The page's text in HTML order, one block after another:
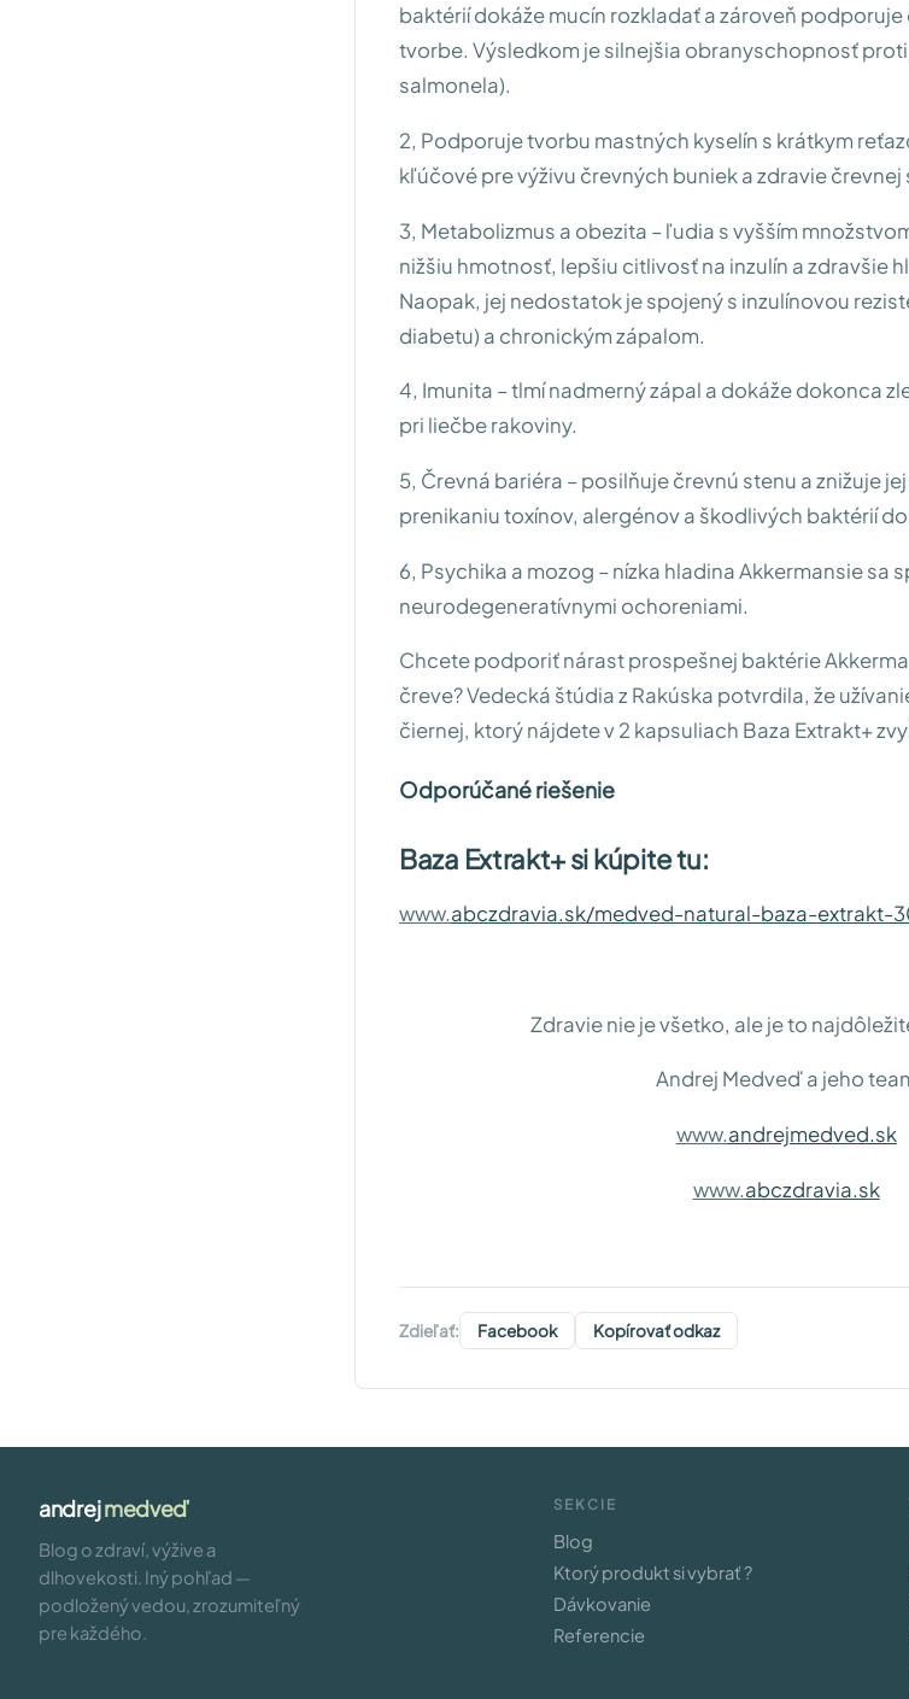
baktérií dokáže mucín rozkladať a zároveň
tvorbe. Výsledkom je silnejšia obranyschopnosť
salmonela).
2, Podporuje tvorbu mastných kyselín s krátkym
kľúčové pre výživu črevných buniek a zdravie črevnej
3, Metabolizmus a obezita – ľudia s vyšším
nižšiu hmotnosť, lepšiu citlivosť na inzulín a zdravšie
Naopak, jej nedostatok je spojený s inzulínovou
diabetu) a chronickým zápalom.
4, Imunita – tlmí nadmerný zápal a dokáže dokonca
pri liečbe rakoviny.
5, Črevná bariéra – posilňuje črevnú stenu a znižuje
prenikaniu toxínov, alergénov a škodlivých baktérií do
6, Psychika a mozog – nízka hladina Akkermansie sa
neurodegeneratívnymi ochoreniami.
Chcete podporiť nárast prospešnej baktérie
čreve? Vedecká štúdia z Rakúska potvrdila, že
čiernej, ktorý nájdete v 2 kapsuliach Baza Extrakt+
Odporúčané riešenie
Baza Extrakt+ si kúpite tu:
www.abczdravia.sk/medved-natural-baza-extrakt-
Zdravie nie je všetko, ale je to
Andrej Medveď a jeho
www.andrejmedved.sk
www.abczdravia.sk
Zdieľať: Facebook Kopírovať odkaz
andrejmedveď
Blog o zdraví, výžive a
dlhovekosti. Iný pohľad —
podložený vedou, zrozumiteľný
pre každého.
SEKCIE
Blog
Ktorý produkt si vybrať ?
Dávkovanie
Referencie